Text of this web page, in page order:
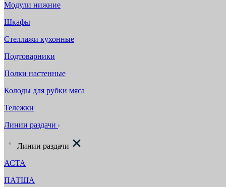
Модули нижние
Шкафы
Стеллажи кухонные
Подтоварники
Полки настенные
Колоды для рубки мяса
Тележки
Линии раздачи
Линии раздачи
АСТА
ПАТША